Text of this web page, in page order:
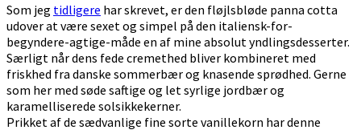
Som jeg tidligere har skrevet, er den fløjlsbløde panna cotta
udover at være sexet og simpel på den italiensk-for-
begyndere-agtige-måde en af mine absolut yndlingsdesserter.
Særligt når dens fede cremethed bliver kombineret med
friskhed fra danske sommerbær og knasende sprødhed. Gerne
som her med søde saftige og let syrlige jordbær og
karamelliserede solsikkekerner.
Prikket af de sædvanlige fine sorte vanillekorn har denne